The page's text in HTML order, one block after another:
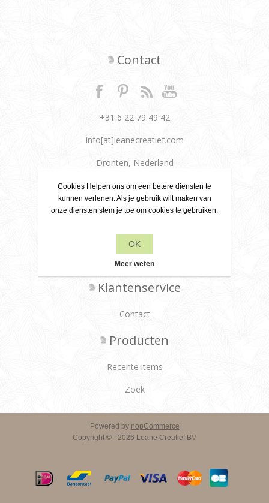
Contact
+31 6 22 79 49 42
info[at]leanecreatief.com
Dronten, Nederland
Leane Creatief
Privacy beleid
Over ons
Leveringsvoorwaarden
Klantenservice
Contact
Producten
Recente items
Zoek
Powered by nopCommerce
Copyright © - 2026 Leane Creatief BV
Cookies Helpen ons om een betere diensten te
kunnen verlenen. Als je gebruik wilt maken van
onze diensten stem je toe om cookies te gebruiken.
OK
Meer weten